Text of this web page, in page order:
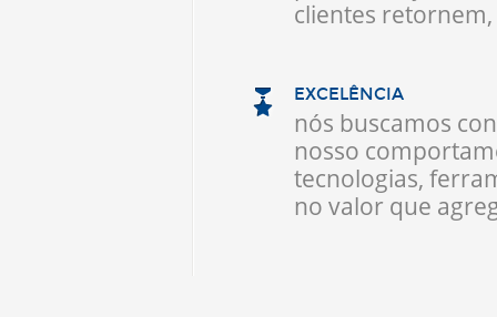
clientes
EXCELÊNCIA
nós buscamos
nosso
tecnologias,
no valor que